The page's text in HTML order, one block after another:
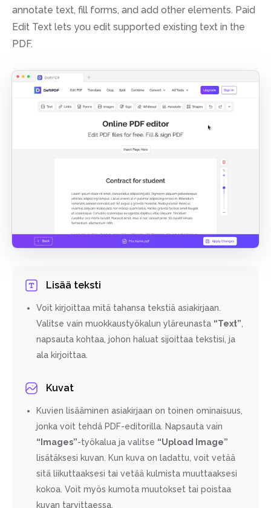
annotate text, fill forms, and add other elements. Paid
Edit Text lets you edit supported existing text in the
PDF.
Lisää teksti
Voit kirjoittaa mitä tahansa tekstiä asiakirjaan.
Valitse vain muokkaustyökalun yläreunasta “Text”
napsauta kohtaa, johon haluat sijoittaa tekstisi, ja
ala kirjoittaa.
Kuvat
Kuvien lisääminen asiakirjaan on toinen ominaisuus,
jonka voit tehdä PDF-editorilla. Napsauta vain
“Images”-työkalua ja valitse “Upload Image”
lisätäksesi kuvan. Kun kuva on ladattu, voit vetää
sitä liikuttaaksesi tai vetää kulmista muuttaaksesi
kokoa. Voit myös kumota muutokset tai poistaa
kuvan tarvittaessa.